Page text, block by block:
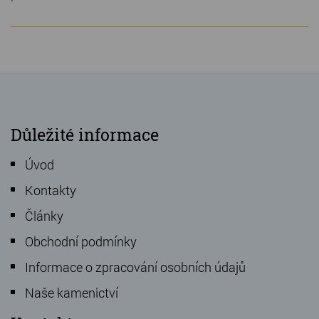
Důležité informace
Úvod
Kontakty
Články
Obchodní podmínky
Informace o zpracování osobních údajů
Naše kamenictví